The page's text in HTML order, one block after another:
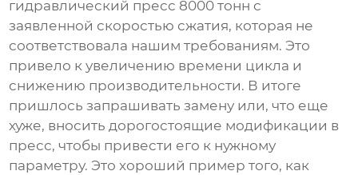
гидравлический пресс 8000 тонн с
заявленной скоростью сжатия, которая не
соответствовала нашим требованиям. Это
привело к увеличению времени цикла и
снижению производительности. В итоге
пришлось запрашивать замену или, что еще
хуже, вносить дорогостоящие модификации в
пресс, чтобы привести его к нужному
параметру. Это хороший пример того, как